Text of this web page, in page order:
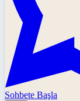
Sohbete Başla